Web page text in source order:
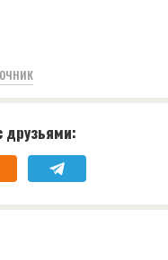
друзьями: